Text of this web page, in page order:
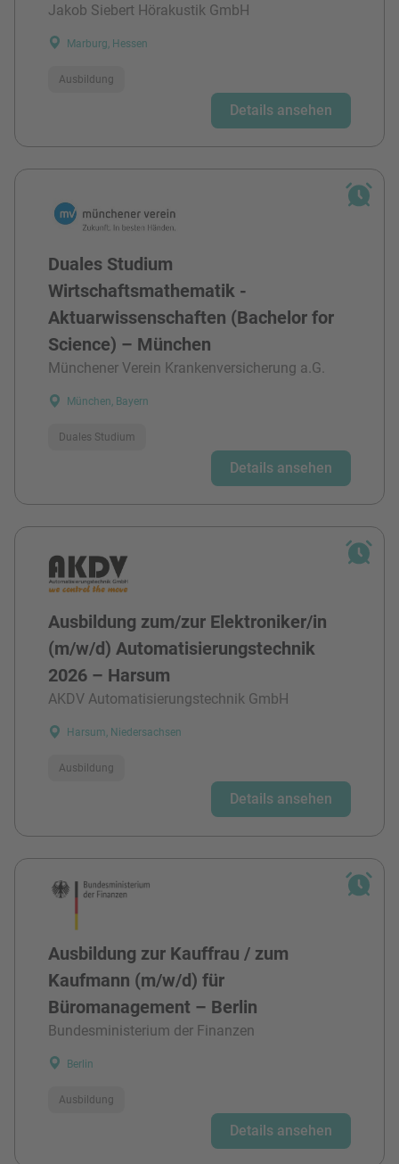
Jakob Siebert Hörakustik GmbH
Marburg, Hessen
Ausbildung
Details ansehen
Duales Studium
Wirtschaftsmathematik -
Aktuarwissenschaften (Bachelor for
Science) – München
Münchener Verein Krankenversicherung a.G.
München, Bayern
Duales Studium
Details ansehen
Ausbildung zum/zur Elektroniker/in
(m/w/d) Automatisierungstechnik
2026 – Harsum
AKDV Automatisierungstechnik GmbH
Harsum, Niedersachsen
Ausbildung
Details ansehen
Ausbildung zur Kauffrau / zum
Kaufmann (m/w/d) für
Büromanagement – Berlin
Bundesministerium der Finanzen
Berlin
Ausbildung
Details ansehen